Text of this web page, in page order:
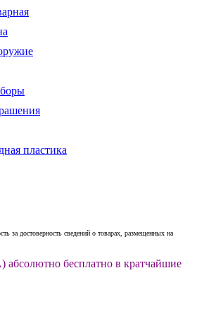
пластика
за достоверность сведений о товарах, размещенных на
бесплатно в кратчайшие